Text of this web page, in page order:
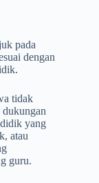
pada
dengan
tidak
dukungan
didik yang
atau
guru.